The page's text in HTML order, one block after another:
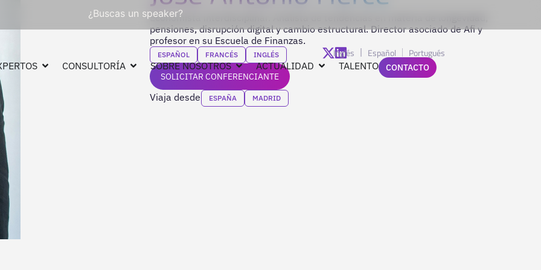
¿Buscas un speaker?
CONSULTORÍA SOBRE NOSOTROS ACTUALIDAD TALENTO
Inglés Español Portugués
CONTACTO
Economista interdisciplinar. Analista de tendencias en materia de longevidad,
pensiones, disrupción digital y cambio estructural. Director asociado de Afi y
profesor en su Escuela de Finanzas.
ESPAÑOL FRANCÉS INGLÉS
SOLICITAR CONFERENCIANTE
Viaja desde ESPAÑA MADRID